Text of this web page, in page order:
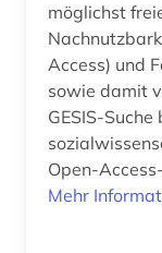
möglichst
Access) und
sowie damit
GESIS-
Open-
Mehr